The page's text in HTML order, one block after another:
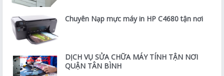
Chuyên Nạp mực máy in HP C4680 tận nơi
DỊCH VỤ SỬA CHỮA MÁY TÍNH TẬN NƠI
QUẬN TÂN BÌNH